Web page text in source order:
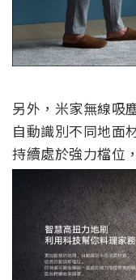
另外，米家無線吸
自動識別不同地面
持續處於強力檔位